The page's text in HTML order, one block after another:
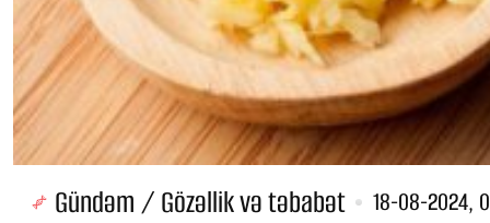
Gündəm / Gözəllik və təbabət 18-08-2024,